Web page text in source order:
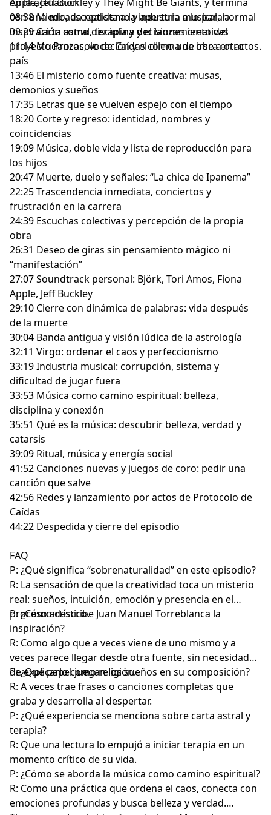
and use of personal data for advertising.
con una mirada realista a la industria musical, la
inspiración como disciplina y el lanzamiento del
proyecto Protocolo de Caídas como una obra en actos.
08:38 Miedo, escepticismo y apertura a lo paranormal
09:29 Carta astral, terapia y decisiones creativas
11:14 Mudanzas, vocación y el dilema de irse a otro
país
13:46 El misterio como fuente creativa: musas,
demonios y sueños
17:35 Letras que se vuelven espejo con el tiempo
18:20 Corte y regreso: identidad, nombres y
coincidencias
19:09 Música, doble vida y lista de reproducción para
los hijos
20:47 Muerte, duelo y señales: “La chica de Ipanema”
22:25 Trascendencia inmediata, conciertos y
frustración en la carrera
24:39 Escuchas colectivas y percepción de la propia
obra
26:31 Deseo de giras sin pensamiento mágico ni
“manifestación”
27:07 Soundtrack personal: Björk, Tori Amos, Fiona
Apple, Jeff Buckley
29:10 Cierre con dinámica de palabras: vida después
de la muerte
30:04 Banda antigua y visión lúdica de la astrología
32:11 Virgo: ordenar el caos y perfeccionismo
33:19 Industria musical: corrupción, sistema y
dificultad de jugar fuera
33:53 Música como camino espiritual: belleza,
disciplina y conexión
35:51 Qué es la música: descubrir belleza, verdad y
catarsis
39:09 Ritual, música y energía social
41:52 Canciones nuevas y juegos de coro: pedir una
canción que salve
42:56 Redes y lanzamiento por actos de Protocolo de
Caídas
44:22 Despedida y cierre del episodio
FAQ
P: ¿Qué significa “sobrenaturalidad” en este episodio?
R: La sensación de que la creatividad toca un misterio
real: sueños, intuición, emoción y presencia en el
proceso artístico.
P: ¿Cómo describe Juan Manuel Torreblanca la
inspiración?
R: Como algo que a veces viene de uno mismo y a
veces parece llegar desde otra fuente, sin necesidad
de explicarlo como religión.
P: ¿Qué papel juegan los sueños en su composición?
R: A veces trae frases o canciones completas que
graba y desarrolla al despertar.
P: ¿Qué experiencia se menciona sobre carta astral y
terapia?
R: Que una lectura lo empujó a iniciar terapia en un
momento crítico de su vida.
P: ¿Cómo se aborda la música como camino espiritual?
R: Como una práctica que ordena el caos, conecta con
emociones profundas y busca belleza y verdad.